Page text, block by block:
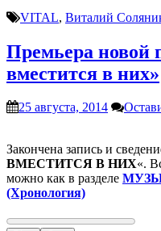
VITAL, Виталий
Премьера новой
вместится в них»
25 августа, 2014
Закончена запись и
ВМЕСТИТСЯ В НИХ«.
можно как в разделе
(Хронология)